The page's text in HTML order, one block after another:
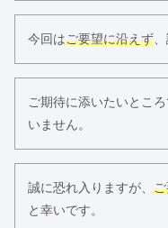
今回はご要望に沿えず
ご期待に添いたいところ
いません。
誠に恐れ入りますが、
と幸いです。